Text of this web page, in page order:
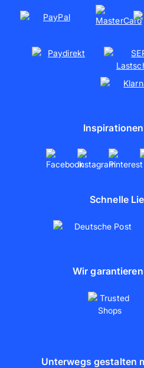
Soziales Engagement
Partnerschaften
Schnelle
Wir
Unterwegs gestalten